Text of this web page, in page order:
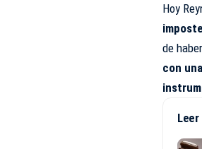
Hoy
de
con
Leer